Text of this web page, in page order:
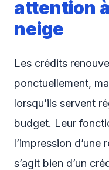
attention
neige
Les crédits
ponctuellement,
lorsqu’ils servent
budget. Leur
l’impression d’une
s’agit bien d’un